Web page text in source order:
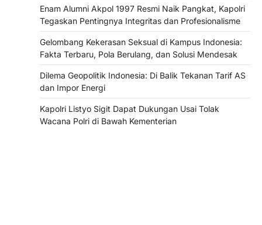
Enam Alumni Akpol 1997 Resmi Naik Pangkat, Kapolri
Tegaskan Pentingnya Integritas dan Profesionalisme
Gelombang Kekerasan Seksual di Kampus Indonesia:
Fakta Terbaru, Pola Berulang, dan Solusi Mendesak
Dilema Geopolitik Indonesia: Di Balik Tekanan Tarif AS
dan Impor Energi
Kapolri Listyo Sigit Dapat Dukungan Usai Tolak
Wacana Polri di Bawah Kementerian